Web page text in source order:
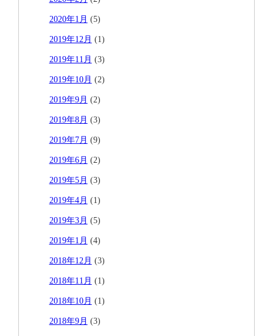
2020年1月 (5)
2019年12月 (1)
2019年11月 (3)
2019年10月 (2)
2019年9月 (2)
2019年8月 (3)
2019年7月 (9)
2019年6月 (2)
2019年5月 (3)
2019年4月 (1)
2019年3月 (5)
2019年1月 (4)
2018年12月 (3)
2018年11月 (1)
2018年10月 (1)
2018年9月 (3)